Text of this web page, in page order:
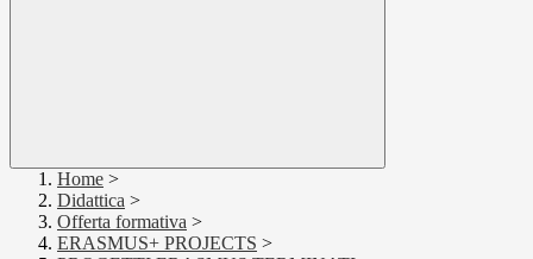
Home >
Didattica >
Offerta formativa >
ERASMUS+ PROJECTS >